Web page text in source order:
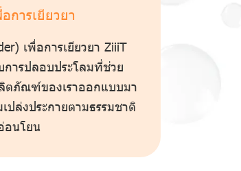
การเยียวยา
เพื่อการเยียวยา ZiiiT
ารปลอบประโลมที่ช่วย
ตภัณฑ์ของเราออกแบบมา
ปล่งประกายตามธรรมชาติ
อนโยน